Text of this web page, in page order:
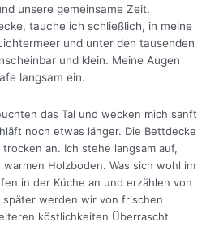
unsere gemeinsame Zeit.
tauche ich schließlich, in meine
und unter den tausenden
und klein. Meine Augen
langsam ein.
das Tal und wecken mich sanft
noch etwas länger. Die Bettdecke
an. Ich stehe langsam auf,
Holzboden. Was sich wohl im
in der Küche an und erzählen von
werden wir von frischen
köstlichkeiten Überrascht.